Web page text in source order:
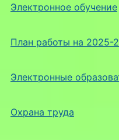
Электронное обучение
План работы на 2025-
Электронные
Охрана труда